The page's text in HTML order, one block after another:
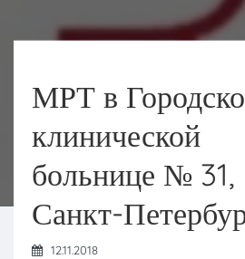
МРТ в
клинической
больнице № 31,
Санкт-
12.11.2018